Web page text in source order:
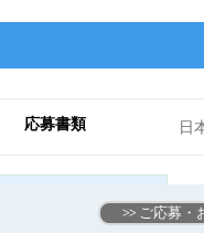
応募書類 日
>> ご応募・